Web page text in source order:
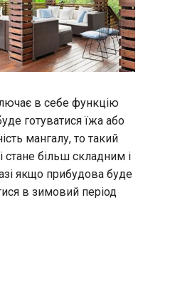
в себе функцію
готуватися їжа або
мангалу, то такий
стане більш складним і
якщо прибудова буде
в зимовий період